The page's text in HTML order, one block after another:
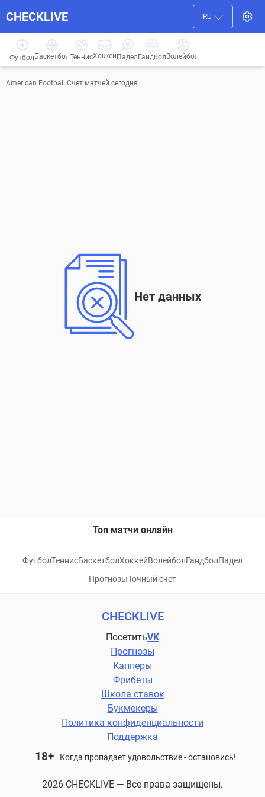
CHECKLIVE RU
Футбол БаскетболТеннисХоккей ПаделГандбол Волейбол
American Football Счет матчей сегодня
Нет данных
Топ матчи онлайн
ФутболТеннисБаскетболХоккейВолейболГандболПадел
ПрогнозыТочный счет
CHECKLIVE
ПосетитьVK
Прогнозы
Капперы
Фрибеты
Школа ставок
Букмекеры
Политика конфиденциальности
Поддержка
18+ Когда пропадает удовольствие - остановись!
2026 CHECKLIVE — Все права защищены.